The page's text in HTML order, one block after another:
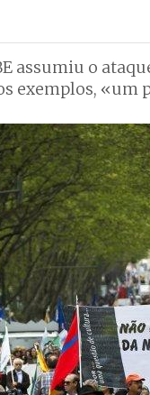
assumiu o
exemplos, «um